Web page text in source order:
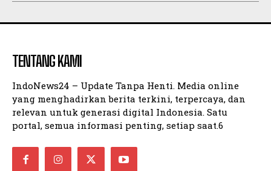
TENTANG KAMI
IndoNews24 – Update Tanpa Henti. Media online
yang menghadirkan berita terkini, terpercaya, dan
relevan untuk generasi digital Indonesia. Satu
portal, semua informasi penting, setiap saat.6